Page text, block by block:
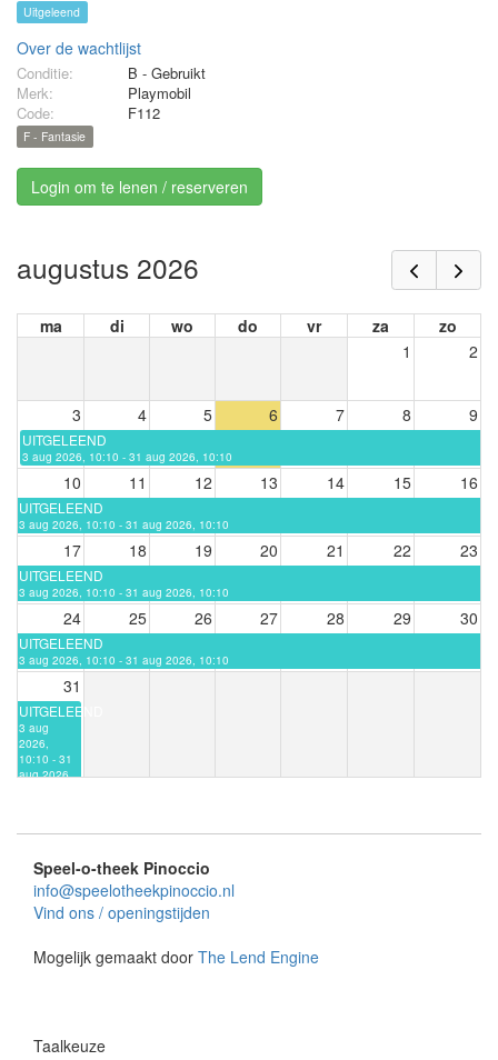
Uitgeleend
Over de wachtlijst
Conditie:
B - Gebruikt
Merk:
Playmobil
Code:
F112
F - Fantasie
Login om te lenen / reserveren
augustus 2026
ma di wo do vr za
zo
1
2
3 4 5 6 7 8 9
UITGELEEND
3 aug 2026, 10:10 - 31 aug 2026, 10:10
10 11 12 13 14 15 16
UITGELEEND
3 aug 2026, 10:10 - 31 aug 2026, 10:10
17 18 19 20 21 22 23
UITGELEEND
3 aug 2026, 10:10 - 31 aug 2026, 10:10
24 25 26 27 28 29 30
UITGELEEND
3 aug 2026, 10:10 - 31 aug 2026, 10:10
31
UITGELEEND
3 aug
2026,
10:10 - 31
aug 2026,
Speel-o-theek Pinoccio
info@speelotheekpinoccio.nl
Vind ons / openingstijden
Mogelijk gemaakt door The Lend Engine
Taalkeuze